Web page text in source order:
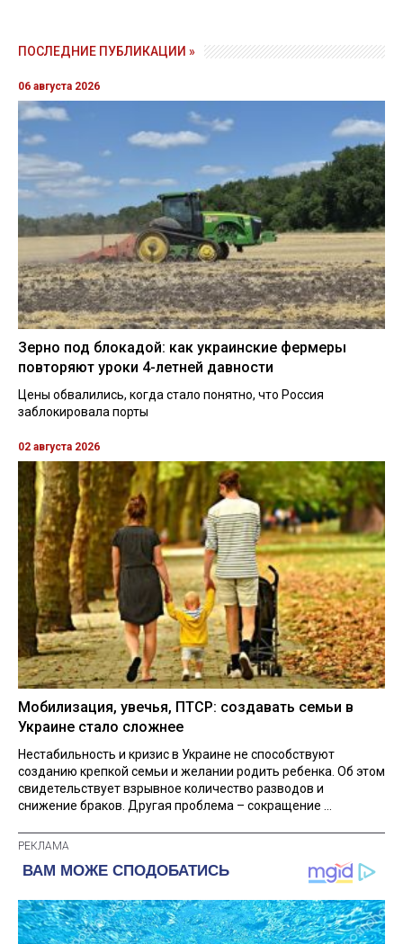
ПОСЛЕДНИЕ ПУБЛИКАЦИИ »
06 августа 2026
Зерно под блокадой: как украинские фермеры
повторяют уроки 4-летней давности
Цены обвалились, когда стало понятно, что Россия
заблокировала порты
02 августа 2026
Мобилизация, увечья, ПТСР: создавать семьи в
Украине стало сложнее
Нестабильность и кризис в Украине не способствуют
созданию крепкой семьи и желании родить ребенка. Об этом
свидетельствует взрывное количество разводов и
снижение браков. Другая проблема – сокращение ...